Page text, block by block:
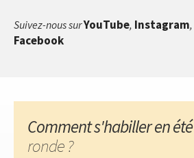
Suivez-nous surYouTube, Instagram,
Facebook
Comment s'habiller en été
ronde ?